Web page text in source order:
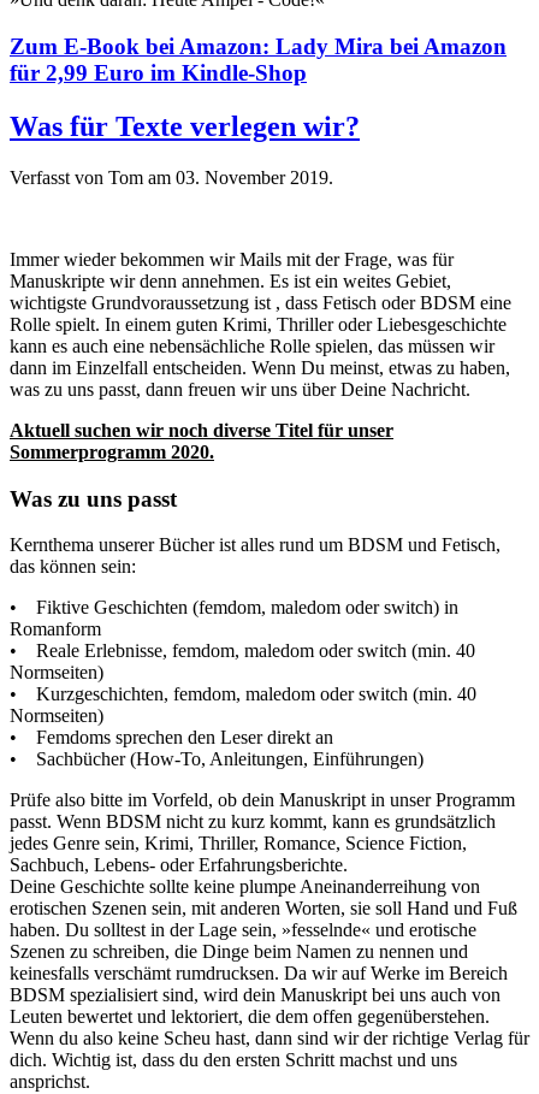
Zum E-Book bei Amazon: Lady Mira bei Amazon
für 2,99 Euro im Kindle-Shop
Was für Texte verlegen wir?
Verfasst von Tom am 03. November 2019.
Immer wieder bekommen wir Mails mit der Frage, was für
Manuskripte wir denn annehmen. Es ist ein weites Gebiet,
wichtigste Grundvoraussetzung ist , dass Fetisch oder BDSM eine
Rolle spielt. In einem guten Krimi, Thriller oder Liebesgeschichte
kann es auch eine nebensächliche Rolle spielen, das müssen wir
dann im Einzelfall entscheiden. Wenn Du meinst, etwas zu haben,
was zu uns passt, dann freuen wir uns über Deine Nachricht.
Aktuell suchen wir noch diverse Titel für unser
Sommerprogramm 2020.
Was zu uns passt
Kernthema unserer Bücher ist alles rund um BDSM und Fetisch,
das können sein:
• Fiktive Geschichten (femdom, maledom oder switch) in
Romanform
• Reale Erlebnisse, femdom, maledom oder switch (min. 40
Normseiten)
• Kurzgeschichten, femdom, maledom oder switch (min. 40
Normseiten)
• Femdoms sprechen den Leser direkt an
• Sachbücher (How-To, Anleitungen, Einführungen)
Prüfe also bitte im Vorfeld, ob dein Manuskript in unser Programm
passt. Wenn BDSM nicht zu kurz kommt, kann es grundsätzlich
jedes Genre sein, Krimi, Thriller, Romance, Science Fiction,
Sachbuch, Lebens- oder Erfahrungsberichte.
Deine Geschichte sollte keine plumpe Aneinanderreihung von
erotischen Szenen sein, mit anderen Worten, sie soll Hand und Fuß
haben. Du solltest in der Lage sein, »fesselnde« und erotische
Szenen zu schreiben, die Dinge beim Namen zu nennen und
keinesfalls verschämt rumdrucksen. Da wir auf Werke im Bereich
BDSM spezialisiert sind, wird dein Manuskript bei uns auch von
Leuten bewertet und lektoriert, die dem offen gegenüberstehen.
Wenn du also keine Scheu hast, dann sind wir der richtige Verlag für
dich. Wichtig ist, dass du den ersten Schritt machst und uns
ansprichst.